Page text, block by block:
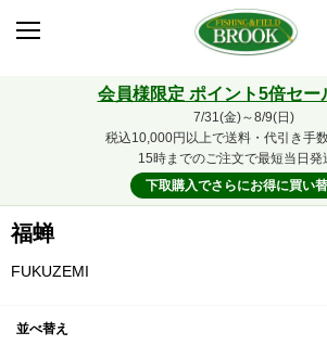
会員様限定 ポイント5倍セー
7/31(金)～8/9(日)
税込10,000円以上で送料・代引き手
15時までのご注文で最短当日発
下取購入でさらにお得に買い
福蝉
FUKUZEMI
並べ替え